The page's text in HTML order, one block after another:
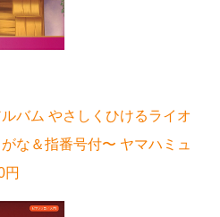
バム やさしくひけるライオ
な＆指番号付〜 ヤマハミュ